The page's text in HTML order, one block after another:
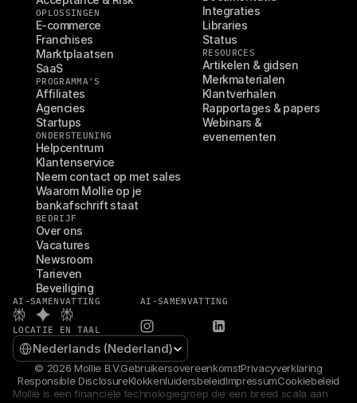
OPLOSSINGEN
E-commerce
Franchises
Marktplaatsen
SaaS
PROGRAMMA'S
Affiliates
Agencies
Startups
ONDERSTEUNING
Helpcentrum
Klantenservice
Neem contact op met sales
Waarom Mollie op je
bankafschrift staat
BEDRIJF
Over ons
Vacatures
Newsroom
Tarieven
Beveiliging
Integraties
Libraries
Status
RESOURCES
Artikelen & gidsen
Merkmaterialen
Klantverhalen
Rapportages & papers
Webinars &
evenementen
AI-SAMENVATTING AI-SAMENVATTING
LOCATIE EN TAAL
Select Language
Nederlands (Nederland)
© 2026 Mollie B.V.GebruikersovereenkomstPrivacyverklaring
Responsible DisclosureKlokkenluidersbeleidImpressumCookiebeleid
Mollie is een financiële technologiegroep die een breed scala aan